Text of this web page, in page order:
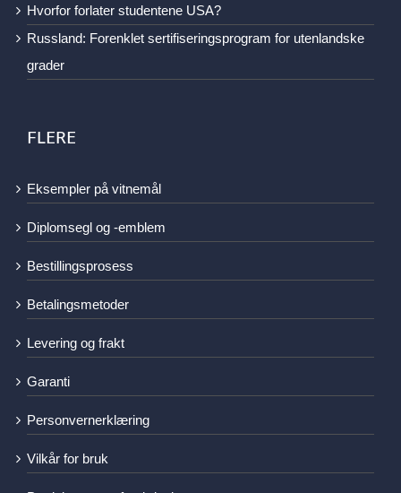
Hvorfor forlater studentene USA?
Russland: Forenklet sertifiseringsprogram for utenlandske
grader
FLERE
Eksempler på vitnemål
Diplomsegl og -emblem
Bestillingsprosess
Betalingsmetoder
Levering og frakt
Garanti
Personvernerklæring
Vilkår for bruk